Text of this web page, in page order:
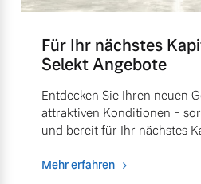
Für Ihr nächstes
Selekt Angebote
Entdecken Sie Ihren neuen
attraktiven Konditionen -
und bereit für Ihr nächstes
Mehr erfahren